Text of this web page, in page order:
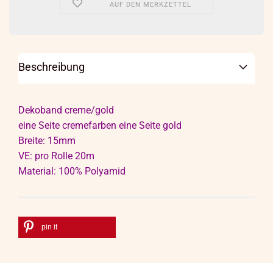
AUF DEN MERKZETTEL
Beschreibung
Dekoband creme/gold
eine Seite cremefarben eine Seite gold
Breite: 15mm
VE: pro Rolle 20m
Material: 100% Polyamid
pin it